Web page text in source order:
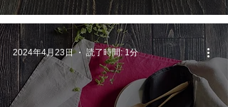
2024年4月23日 読了時間: 1分